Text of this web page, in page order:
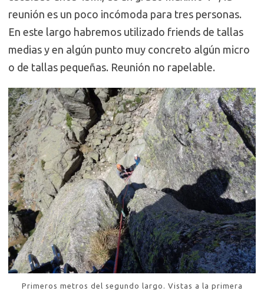
reunión es un poco incómoda para tres personas.
En este largo habremos utilizado friends de tallas
medias y en algún punto muy concreto algún micro
o de tallas pequeñas. Reunión no rapelable.
Primeros metros del segundo largo. Vistas a la primera